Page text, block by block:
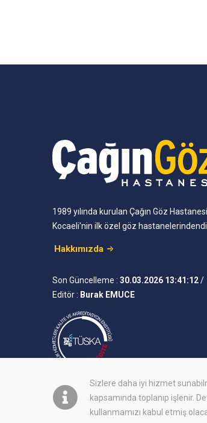
Sizlere daha iyi hizmet
kapsamında toplanıp işlenir.
kullanmamızı kabul etmiş
1989 yılında kurulan Çağın Göz
Kocaeli'nin ilk özel göz
Hakkımızda
Son Güncelleme : 30.03.2026 13:41:12/
Editör : Burak EMUCE